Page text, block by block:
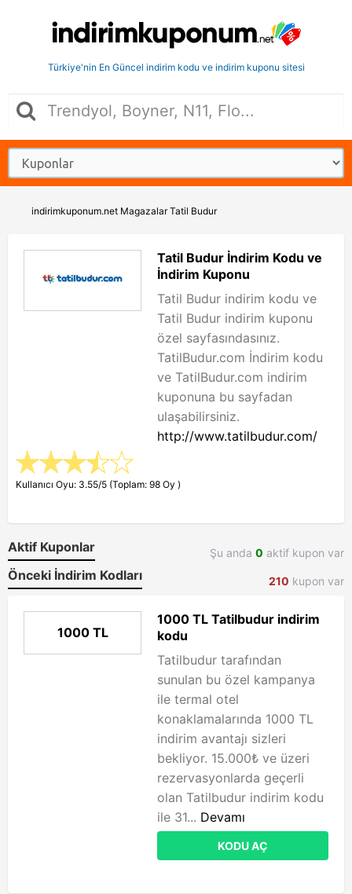
Türkiye'nin En Güncel indirim kodu ve indirim kuponu sitesi
indirimkuponum.net Magazalar Tatil Budur
Tatil Budur İndirim Kodu ve
İndirim Kuponu
Tatil Budur indirim kodu ve
Tatil Budur indirim kuponu
özel sayfasındasınız.
TatilBudur.com İndirim kodu
ve TatilBudur.com indirim
kuponuna bu sayfadan
ulaşabilirsiniz.
http://www.tatilbudur.com/
Kullanıcı Oyu: 3.55/5 (Toplam: 98 Oy )
Aktif Kuponlar Şu anda 0 aktif kupon var
Önceki İndirim Kodları 210 kupon var
1000 TL
1000 TL Tatilbudur indirim
kodu
Tatilbudur tarafından
sunulan bu özel kampanya
ile termal otel
konaklamalarında 1000 TL
indirim avantajı sizleri
bekliyor. 15.000₺ ve üzeri
rezervasyonlarda geçerli
olan Tatilbudur indirim kodu
ile 31... Devamı
KODU AÇ